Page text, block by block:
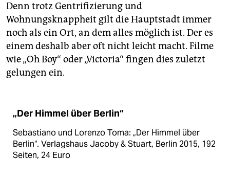
Denn trotz Gentrifizierung und
Wohnungsknappheit gilt die Hauptstadt immer
noch als ein Ort, an dem alles möglich ist. Der es
einem deshalb aber oft nicht leicht macht. Filme
wie „Oh Boy“ oder „Victoria“ fingen dies zuletzt
gelungen ein.
„Der Himmel über Berlin“
Sebastiano und Lorenzo Toma: „Der Himmel über
Berlin“. Verlagshaus Jacoby & Stuart, Berlin 2015, 192
Seiten, 24 Euro